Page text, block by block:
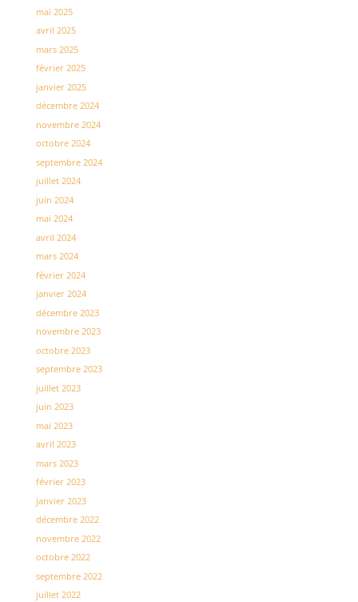
mai 2025
avril 2025
mars 2025
février 2025
janvier 2025
décembre 2024
novembre 2024
octobre 2024
septembre 2024
juillet 2024
juin 2024
mai 2024
avril 2024
mars 2024
février 2024
janvier 2024
décembre 2023
novembre 2023
octobre 2023
septembre 2023
juillet 2023
juin 2023
mai 2023
avril 2023
mars 2023
février 2023
janvier 2023
décembre 2022
novembre 2022
octobre 2022
septembre 2022
juillet 2022